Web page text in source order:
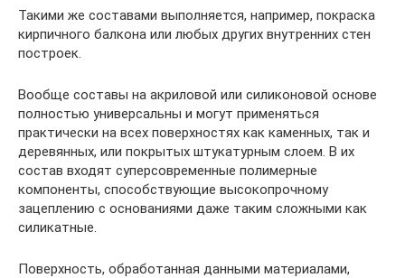
Такими же составами выполняется, например, покраска
кирпичного балкона или любых других внутренних стен
построек.
Вообще составы на акриловой или силиконовой основе
полностью универсальны и могут применяться
практически на всех поверхностях как каменных, так и
деревянных, или покрытых штукатурным слоем. В их
состав входят суперсовременные полимерные
компоненты, способствующие высокопрочному
зацеплению с основаниями даже таким сложными как
силикатные.
Поверхность, обработанная данными материалами,